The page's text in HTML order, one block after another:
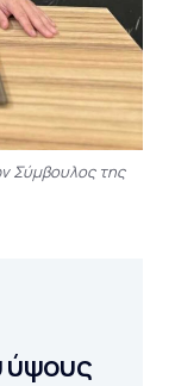
Σύμβουλος της
ύψους